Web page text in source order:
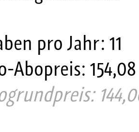
pro Jahr: 11
Abopreis: